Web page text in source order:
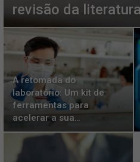
revisão da
A retomada do
laboratório: Um kit de
ferramentas para
acelerar a sua…